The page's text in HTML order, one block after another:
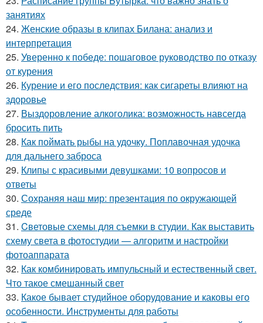
занятиях
24. Женские образы в клипах Билана: анализ и
интерпретация
25. Уверенно к победе: пошаговое руководство по отказу
от курения
26. Курение и его последствия: как сигареты влияют на
здоровье
27. Выздоровление алкоголика: возможность навсегда
бросить пить
28. Как поймать рыбы на удочку. Поплавочная удочка
для дальнего заброса
29. Клипы с красивыми девушками: 10 вопросов и
ответы
30. Сохраняя наш мир: презентация по окружающей
среде
31. Cветовые схемы для съемки в студии. Как выставить
схему света в фотостудии — алгоритм и настройки
фотоаппарата
32. Как комбинировать импульсный и естественный свет.
Что такое смешанный свет
33. Какое бывает студийное оборудование и каковы его
особенности. Инструменты для работы